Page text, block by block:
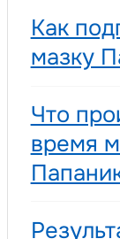
Как
мазку
Что
время